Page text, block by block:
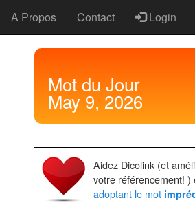
A Propos Contact Login
Motdu Jour
May 9, 2026
Aidez Dicolink (et
votre référencement! )
adoptant le mot